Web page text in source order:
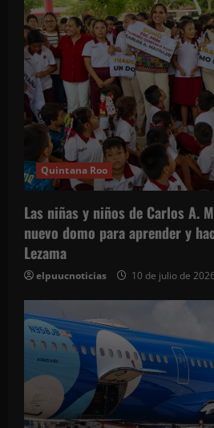
ó
n
d
e
e
n
t
r
a
d
a
s
Quintana Roo
Las niñas y niños de Carlos A.
nuevo domo para aprender y
Lezama
elpuucnoticias 10 de julio de 2026